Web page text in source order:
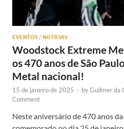
EVENTOS / NOTÍCIAS
Woodstock Extreme
os 470 anos de São
Metal nacional!
15 de janeiro de 2025 - byGuilmer da
Comment
Neste aniversário de 470 anos